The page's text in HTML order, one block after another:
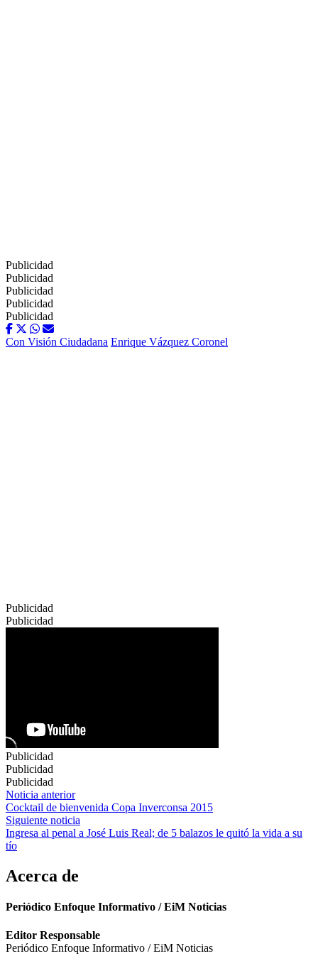
Publicidad
Publicidad
Publicidad
Publicidad
Publicidad
Con Visión Ciudadana Enrique Vázquez Coronel
Publicidad
Publicidad
Publicidad
Publicidad
Publicidad
Navegación
de
entradas
Noticia anterior
Cocktail de bienvenida Copa Inverconsa 2015
Siguiente noticia
Ingresa al penal a José Luis Real; de 5 balazos le quitó la vida a su
tío
Acerca de
Periódico Enfoque Informativo / EiM Noticias
Editor Responsable
Periódico Enfoque Informativo / EiM Noticias